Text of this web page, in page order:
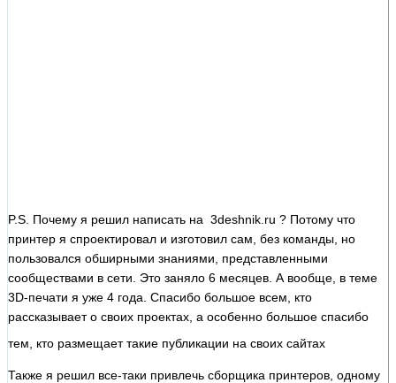
P.S. Почему я решил написать на 3deshnik.ru ? Потому что
принтер я спроектировал и изготовил сам, без команды, но
пользовался обширными знаниями, представленными
сообществами в сети. Это заняло 6 месяцев. А вообще, в теме
3D-печати я уже 4 года. Спасибо большое всем, кто
рассказывает о своих проектах, а особенно большое спасибо
тем, кто размещает такие публикации на своих сайтах
Также я решил все-таки привлечь сборщика принтеров, одному